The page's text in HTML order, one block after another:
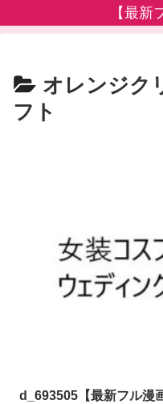
【最新
オレンジク
フト
d_693505【最新フル漫